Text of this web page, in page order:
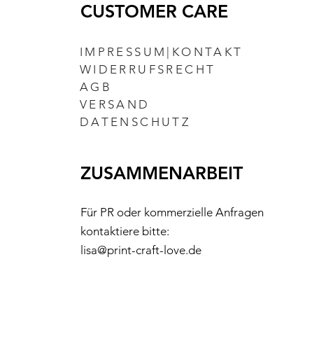
CUSTOMER CARE
IMPRESSUM|KONTAKT
WIDERRUFSRECHT
AGB
VERSAND
DATENSCHUTZ
ZUSAMMENARBEIT
Für PR oder kommerzielle Anfragen
kontaktiere bitte:
lisa@print-craft-love.de